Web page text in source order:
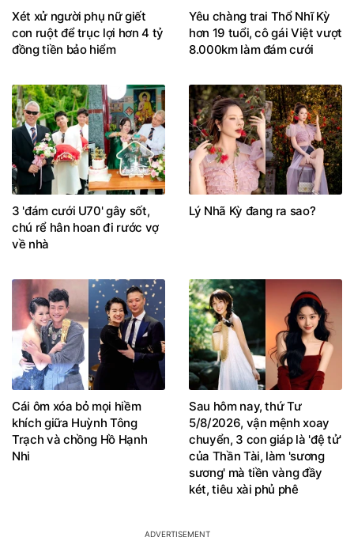
Xét xử người phụ nữ giết
con ruột để trục lợi hơn 4 tỷ
đồng tiền bảo hiểm
Yêu chàng trai Thổ Nhĩ Kỳ
hơn 19 tuổi, cô gái Việt vượt
8.000km làm đám cưới
3 'đám cưới U70' gây sốt,
chú rể hân hoan đi rước vợ
về nhà
Lý Nhã Kỳ đang ra sao?
Cái ôm xóa bỏ mọi hiềm
khích giữa Huỳnh Tông
Trạch và chồng Hồ Hạnh
Nhi
Sau hôm nay, thứ Tư
5/8/2026, vận mệnh xoay
chuyển, 3 con giáp là 'đệ tử'
của Thần Tài, làm 'sương
sương' mà tiền vàng đầy
két, tiêu xài phủ phê